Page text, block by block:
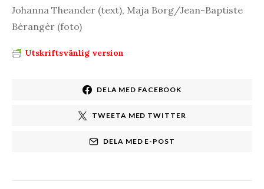
Johanna Theander (text), Maja Borg/Jean-Baptiste
Bérangèr (foto)
Utskriftsvänlig version
DELA MED FACEBOOK
TWEETA MED TWITTER
DELA MED E-POST